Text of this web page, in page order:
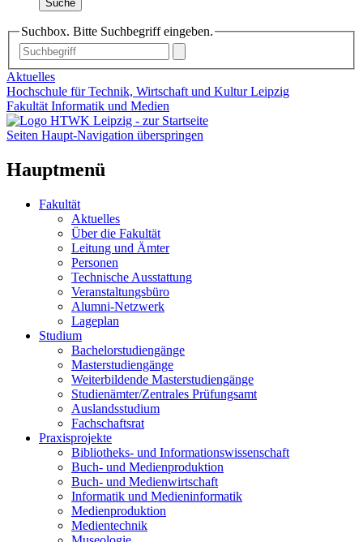
Suche
Suchbox. Bitte Suchbegriff eingeben.
Aktuelles
Hochschule für Technik, Wirtschaft und Kultur Leipzig
Fakultät Informatik und Medien
Seiten Haupt-Navigation überspringen
Hauptmenü
Fakultät
Aktuelles
Über die Fakultät
Leitung und Ämter
Personen
Technische Ausstattung
Veranstaltungsbüro
Alumni-Netzwerk
Lageplan
Studium
Bachelorstudiengänge
Masterstudiengänge
Weiterbildende Masterstudiengänge
Studienämter/Zentrales Prüfungsamt
Auslandsstudium
Fachschaftsrat
Praxisprojekte
Bibliotheks- und Informationswissenschaft
Buch- und Medienproduktion
Buch- und Medienwirtschaft
Informatik und Medieninformatik
Medienproduktion
Medientechnik